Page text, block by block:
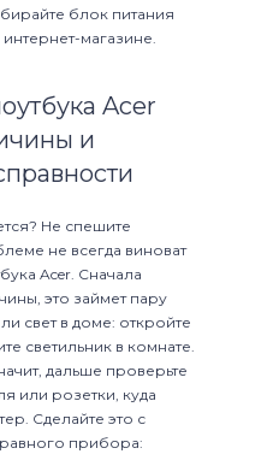
блок питания
магазине.
Acer
и
Не спешите
не всегда виноват
Acer. Сначала
это займет пару
свет в доме: откройте
светильник в комнате.
дальше проверьте
или розетки, куда
Сделайте это с
прибора: